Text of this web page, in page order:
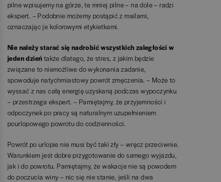
pilne wpisujemy na górze, te mniej pilne – na dole – radzi
ekspert. – Podobnie możemy postąpić z mailami,
oznaczając je kolorowymi etykietkami.
Nie należy starać się nadrobić wszystkich zaległości w
jeden dzień także dlatego, że stres, z jakim będzie
związane to niemożliwe do wykonania zadanie,
spowoduje natychmiastowy powrót zmęczenia. – Może to
wyssać z nas całą energię uzyskaną podczas wypoczynku
– przestrzega ekspert. – Pamiętajmy, że przyjemności i
odpoczynek po pracy są naturalnym uzupełnieniem
pourlopowego powrotu do codzienności.
Powrót po urlopie nie musi być taki zły – wręcz przeciwnie.
Warunkiem jest dobre przygotowanie do samego wyjazdu,
jak i do powrotu. Pamiętajmy, że wakacje nie są powodem
do poczucia winy – nic się nie stanie, jeśli na dwa